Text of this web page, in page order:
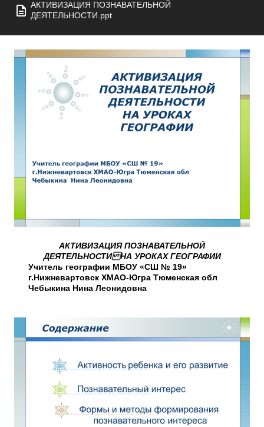
АКТИВИЗАЦИЯ ПОЗНАВАТЕЛЬНОЙ
ДЕЯТЕЛЬНОСТИ.ppt
АКТИВИЗАЦИЯ ПОЗНАВАТЕЛЬНОЙ
ДЕЯТЕЛЬНОСТИ НА УРОКАХ ГЕОГРАФИИ
Учитель географии МБОУ «СШ № 19»
г.Нижневартовск ХМАО-Югра Тюменская обл
Чебыкина Нина Леонидовна